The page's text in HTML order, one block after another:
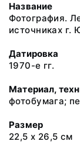
Название
Фотография.
источниках г.
Датировка
1970-е гг.
Материал,
фотобумага;
Размер
22,5 х 26,5 см